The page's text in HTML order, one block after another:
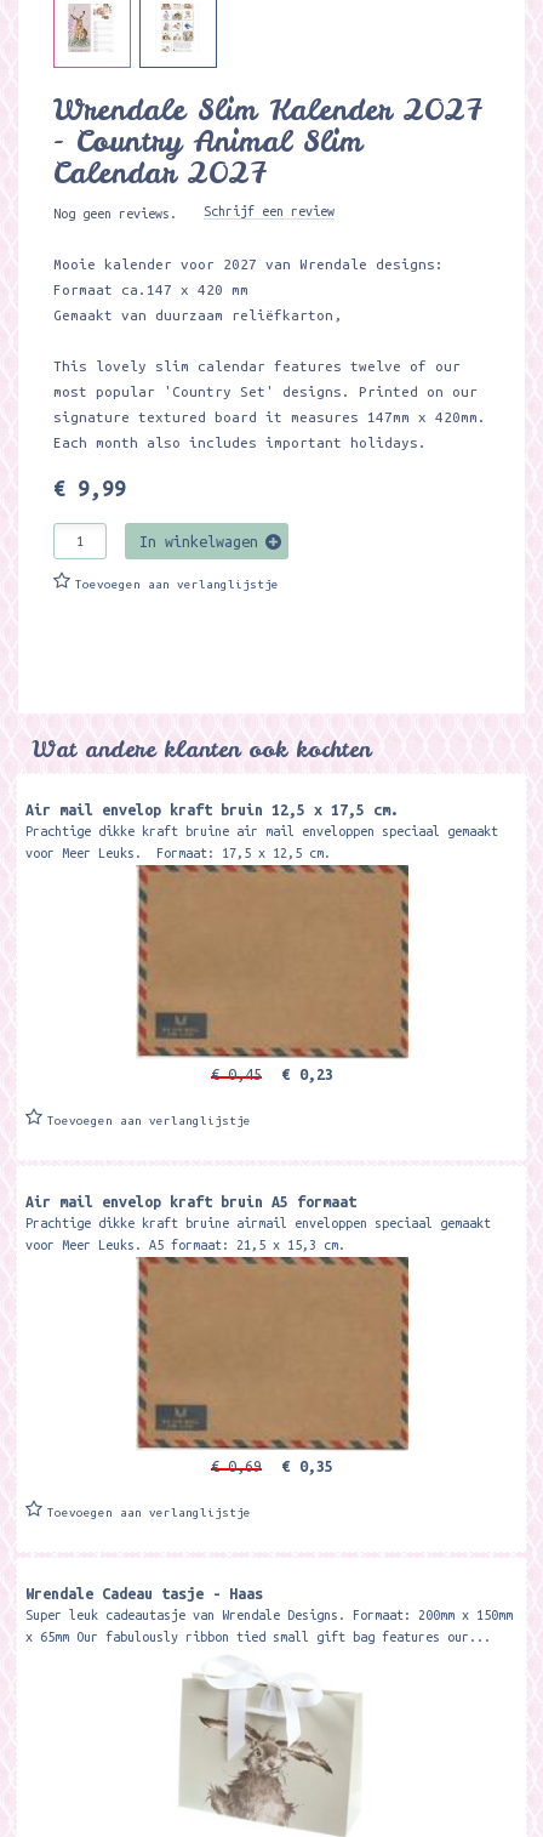
Wrendale Slim Kalender 2027
- Country Animal Slim
Calendar 2027
Nog geen reviews. Schrijf een review
Mooie kalender voor 2027 van Wrendale designs:
Formaat ca.147 x 420 mm
Gemaakt van duurzaam reliëfkarton,
This lovely slim calendar features twelve of our
most popular 'Country Set' designs. Printed on our
signature textured board it measures 147mm x 420mm.
Each month also includes important holidays.
€ 9,99
In winkelwagen
Toevoegen aan verlanglijstje
Wat andere klanten ook kochten
Air mail envelop kraft bruin 12,5 x 17,5 cm.
Prachtige dikke kraft bruine air mail enveloppen speciaal gemaakt
voor Meer Leuks. Formaat: 17,5 x 12,5 cm.
€ 0,45 € 0,23
Toevoegen aan verlanglijstje
Air mail envelop kraft bruin A5 formaat
Prachtige dikke kraft bruine airmail enveloppen speciaal gemaakt
voor Meer Leuks. A5 formaat: 21,5 x 15,3 cm.
€ 0,69 € 0,35
Toevoegen aan verlanglijstje
Wrendale Cadeau tasje - Haas
Super leuk cadeautasje van Wrendale Designs. Formaat: 200mm x 150mm
x 65mm Our fabulously ribbon tied small gift bag features our...